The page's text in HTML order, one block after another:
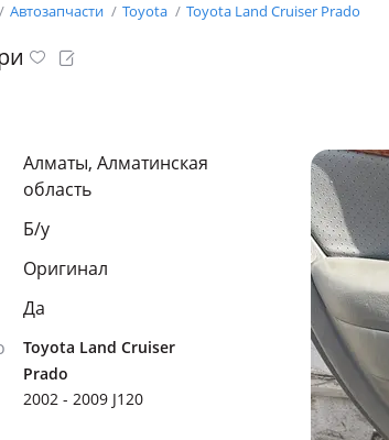
Автозапчасти Toyota Toyota Land Cruiser Prado
Алматы, Алматинская
область
Б/y
Оригинал
Да
Toyota Land Cruiser
Prado
2002 - 2009 J120